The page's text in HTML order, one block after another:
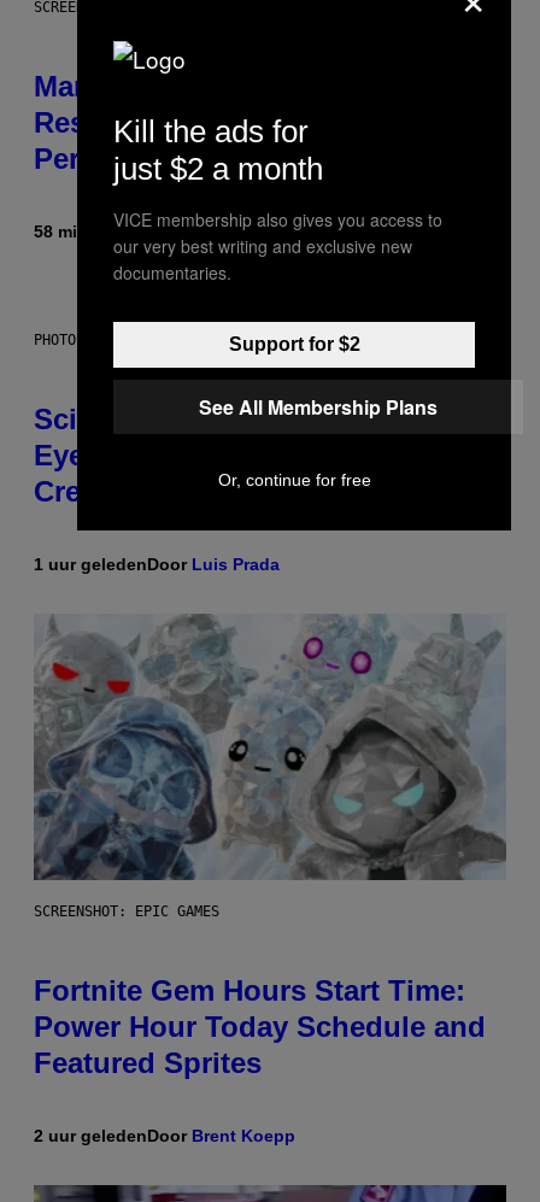
SCREENSHOT: PLAYSTATION, STEAM
Marvel Tokon Developer
Responds to Major PC
Performance Issues
58 minuten geledenDoorBrent Koepp
PHOTO: CSA IMAGES / GETTY IMAGES
Scientists Just Traced the Human
Eye Back to a Tiny One-Eyed
Creature
1 uur geledenDoor Luis Prada
SCREENSHOT: EPIC GAMES
Fortnite Gem Hours Start Time:
Power Hour Today Schedule and
Featured Sprites
2 uur geledenDoor Brent Koepp
Kill the ads for
just $2 a month
VICE membership also gives you access to
our very best writing and exclusive new
documentaries.
Support for $2
See All Membership Plans
Or, continue for free